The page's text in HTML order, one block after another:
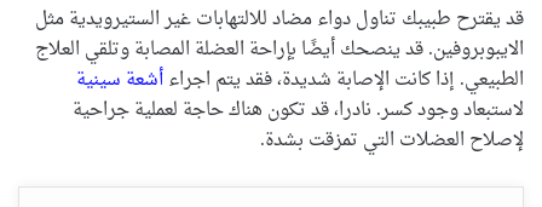
قد يقترح طبيبك تناول دواء مضاد للالتهابات غير الستيرويدية مثل
الايبوبروفين. قد ينصحك أيضًا بإراحة العضلة المصابة وتلقي العلاج
الطبيعي. إذا كانت الإصابة شديدة، فقد يتم اجراءأشعة سينية
لاستبعاد وجود كسر. نادرا، قد تكون هناك حاجة لعملية جراحية
لإصلاح العضلات التي تمزقت بشدة.